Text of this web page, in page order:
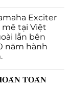
Exciter
mẽ tại Việt
lẫn bên
năm hành
𝐓𝐎𝐀̀𝐍